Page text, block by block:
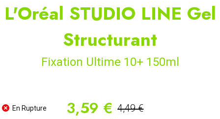
L'Oréal STUDIO LINE Gel
Structurant
Fixation Ultime 10+ 150ml
En Rupture 3,59 € 4,49 €